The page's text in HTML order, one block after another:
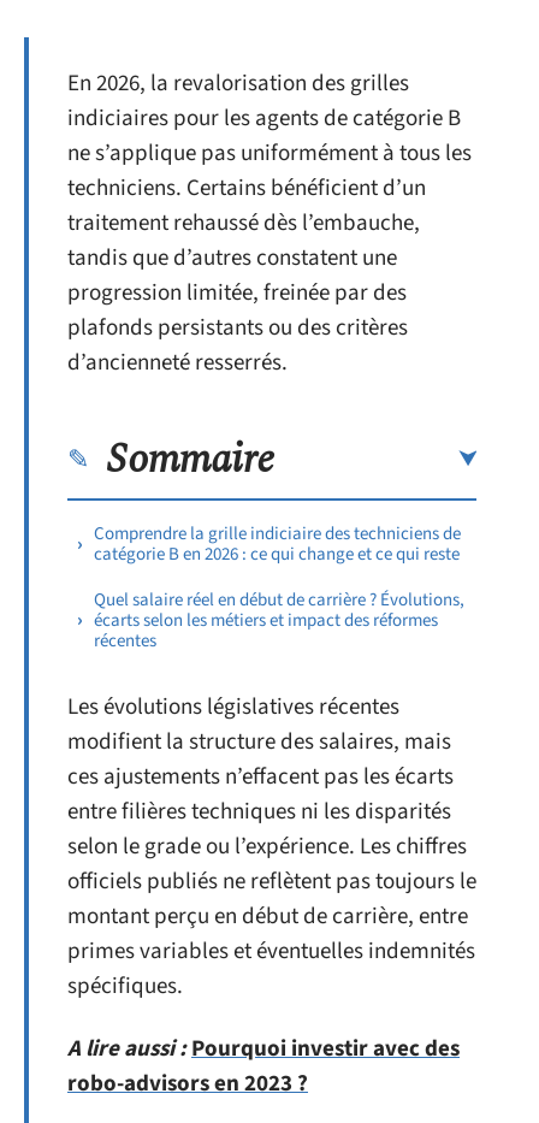
En 2026, la revalorisation des grilles
indiciaires pour les agents de catégorie B
ne s’applique pas uniformément à tous les
techniciens. Certains bénéficient d’un
traitement rehaussé dès l’embauche,
tandis que d’autres constatent une
progression limitée, freinée par des
plafonds persistants ou des critères
d’ancienneté resserrés.
Sommaire
Comprendre la grille indiciaire des techniciens de
catégorie B en 2026 : ce qui change et ce qui reste
Quel salaire réel en début de carrière ? Évolutions,
écarts selon les métiers et impact des réformes
récentes
Les évolutions législatives récentes
modifient la structure des salaires, mais
ces ajustements n’effacent pas les écarts
entre filières techniques ni les disparités
selon le grade ou l’expérience. Les chiffres
officiels publiés ne reflètent pas toujours le
montant perçu en début de carrière, entre
primes variables et éventuelles indemnités
spécifiques.
A lire aussi :Pourquoi investir avec des
robo-advisors en 2023 ?